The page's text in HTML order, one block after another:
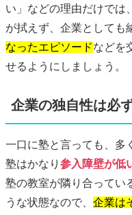
い」などの理由だけでは
が拭えず、企業としても
なったエピソードなどを
せるようにしましょう。
企業の独自性は必
一口に塾と言っても、多
塾はかなり 参入障壁が低
塾の教室が隣り合ってい
うな状態なので、 企業は